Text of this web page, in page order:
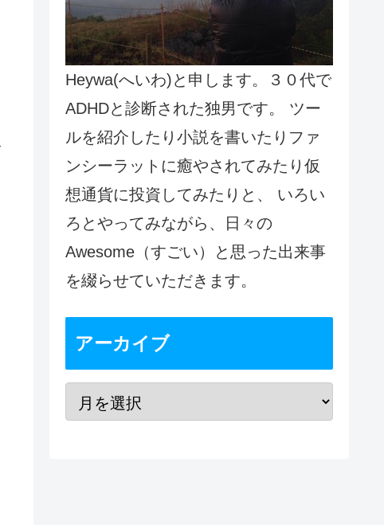
Heywa(へいわ)と申します。３０代で
ADHDと診断された独男です。 ツー
ルを紹介したり小説を書いたりファ
ンシーラットに癒やされてみたり仮
想通貨に投資してみたりと、 いろい
ろとやってみながら、日々の
Awesome（すごい）と思った出来事
を綴らせていただきます。
アーカイブ